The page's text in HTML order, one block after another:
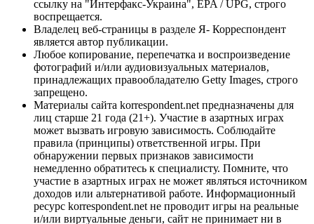
ссылку на "Интерфакс-Украина", EPA / UPG, строго
воспрещается.
Владелец веб-страницы в разделе Я- Корреспондент
является автор публикации.
Любое копирование, перепечатка и воспроизведение
фотографий и/или аудиовизуальных материалов,
принадлежащих правообладателю Getty Images, строго
запрещено.
Материалы сайта korrespondent.net предназначены для
лиц старше 21 года (21+). Участие в азартных играх
может вызвать игровую зависимость. Соблюдайте
правила (принципы) ответственной игры. При
обнаружении первых признаков зависимости
немедленно обратитесь к специалисту. Помните, что
участие в азартных играх не может являться источником
доходов или альтернативой работе. Информационный
ресурс korrespondent.net не проводит игры на реальные
и/или виртуальные деньги, сайт не принимает ни в